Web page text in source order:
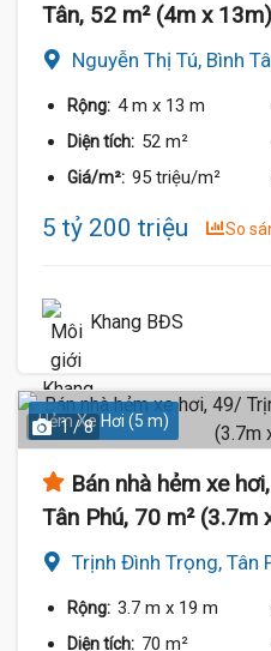
Tân, 52 m² (4m x
Nguyễn Thị Tú, Bình
Rộng: 4 m x 13 m
Diện tích: 52 m²
Giá/m²: 95 triệu/m²
5 tỷ 200 triệu So
Khang BĐS
Hẻm Xe Hơi (5 m)
1 / 8
Bán nhà hẻm xe
Tân Phú, 70 m² (3.7m
Trịnh Đình Trọng, Tân
Rộng: 3.7 m x 19 m
Diện tích: 70 m²